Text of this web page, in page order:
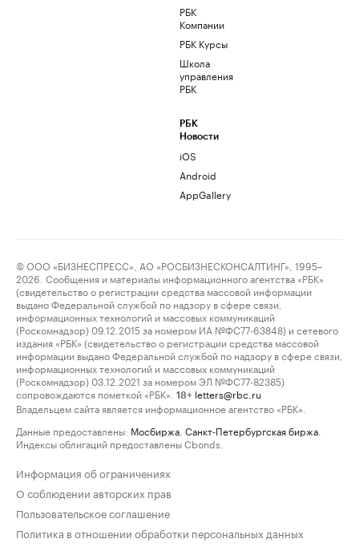
РБК
Компании
РБК Курсы
Школа
управления
РБК
РБК
Новости
iOS
Android
AppGallery
© ООО «БИЗНЕСПРЕСС», АО «РОСБИЗНЕСКОНСАЛТИНГ», 1995–
2026. Сообщения и материалы информационного агентства «РБК»
(свидетельство о регистрации средства массовой информации
выдано Федеральной службой по надзору в сфере связи,
информационных технологий и массовых коммуникаций
(Роскомнадзор) 09.12.2015 за номером ИА №ФС77-63848) и сетевого
издания «РБК» (свидетельство о регистрации средства массовой
информации выдано Федеральной службой по надзору в сфере связи,
информационных технологий и массовых коммуникаций
(Роскомнадзор) 03.12.2021 за номером ЭЛ №ФС77-82385)
сопровождаются пометкой «РБК».
18+ letters@rbc.ru
Владельцем сайта является информационное агентство «РБК».
Данные предоставлены: Мосбиржа Санкт-Петербургская биржа
Индексы облигаций предоставлены Cbonds.
Информация об ограничениях
О соблюдении авторских прав
Пользовательское соглашение
Политика в отношении обработки персональных данных